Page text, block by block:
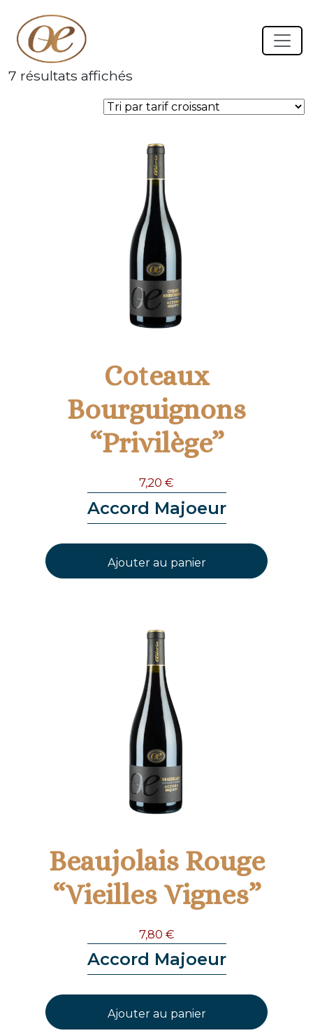
Accueil/ Produits identifiés “Accord Majoeur”
7 résultats affichés
prix
Coteaux
Bourguignons
“Privilège”
7,20 €
Accord Majoeur
Ajouter au panier
Beaujolais Rouge
“Vieilles Vignes”
7,80 €
Accord Majoeur
Ajouter au panier